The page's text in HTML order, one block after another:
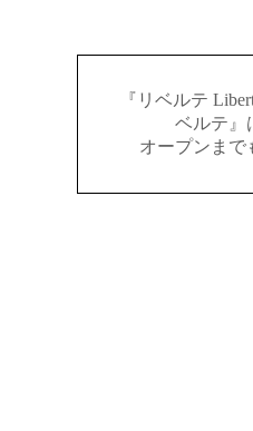
『リベルテ
ベルテ』
オープンまで